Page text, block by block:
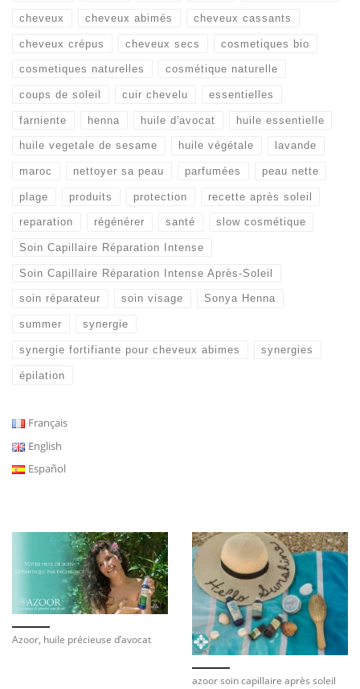
cheveux cheveux abimés cheveux cassants
cheveux crépus cheveux secs cosmetiques bio
cosmetiques naturelles cosmétique naturelle
coups de soleil cuir chevelu essentielles
farniente henna huile d'avocat huile essentielle
huile vegetale de sesame huile végétale lavande
maroc nettoyer sa peau parfumées peau nette
plage produits protection recette après soleil
reparation régénérer santé slow cosmétique
Soin Capillaire Réparation Intense
Soin Capillaire Réparation Intense Après-Soleil
soin réparateur soin visage Sonya Henna
summer synergie
synergie fortifiante pour cheveux abimes synergies
épilation
Français
English
Español
Azoor, huile précieuse d’avocat
azoor soin capillaire après soleil